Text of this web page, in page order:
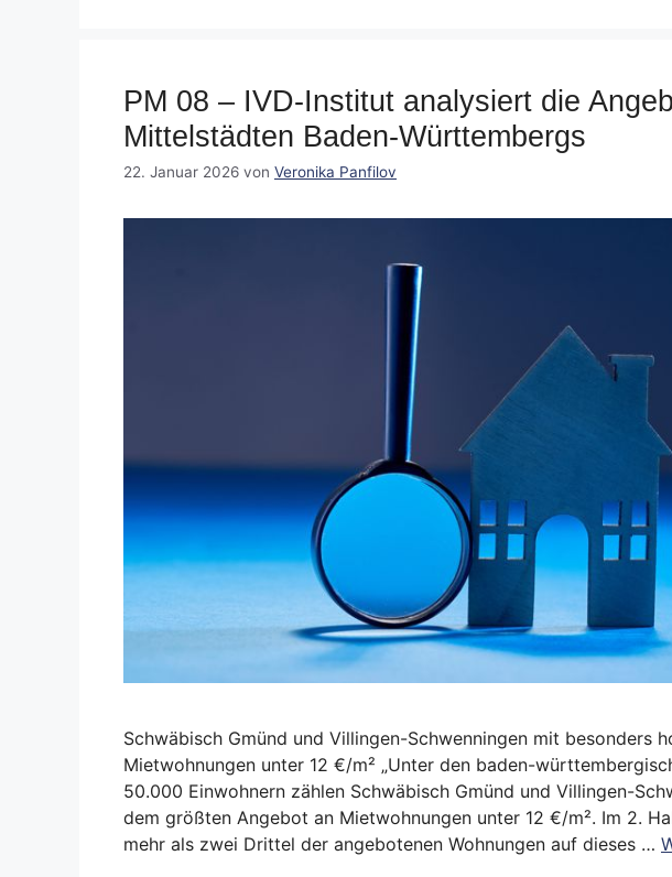
PM 08 – IVD-Institut analysiert die
Mittelstädten Baden-Württembergs
22. Januar 2026 von Veronika Panfilov
Schwäbisch Gmünd und Villingen-Schwenningen mit besonders
Mietwohnungen unter 12 €/m² „Unter den baden-
50.000 Einwohnern zählen Schwäbisch Gmünd und Villingen-
dem größten Angebot an Mietwohnungen unter 12 €/m². Im 2.
mehr als zwei Drittel der angebotenen Wohnungen auf dieses …